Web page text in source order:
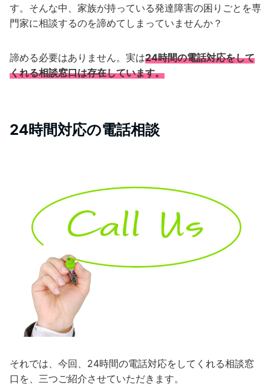
す。そんな中、家族が持っている発達障害の困りごとを専
門家に相談するのを諦めてしまっていませんか？
諦める必要はありません。実は24時間の電話対応をして
くれる相談窓口は存在しています。
24時間対応の電話相談
それでは、今回、24時間の電話対応をしてくれる相談窓
口を、三つご紹介させていただきます。